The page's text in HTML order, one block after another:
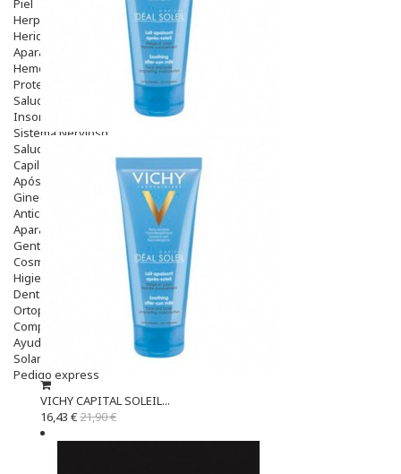
Herpes Y Hongos
Heridas Y úlceras
Aparato Genital
Hemorroides
Protectores Y Emolientes
Salud
Insomnio
Sistema Nervioso
Salud Bucodental
Capilar
Apósitos
Ginecología
Anticonceptivos
Aparato Genital
Gente Mayor
Cosmética
Higiene
Dentales
Ortopedia
Complementos Nutricionales.
Ayudas
Solares
Pedido express
VICHY CAPITAL SOLEIL...
16,43 €21,90 €